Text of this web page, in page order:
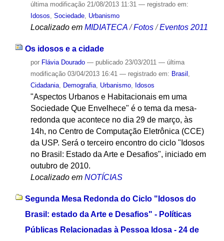
última modificação21/08/2013 11:31 — registrado em:
Idosos, Sociedade, Urbanismo
Localizado em MIDIATECA /Fotos /Eventos 2011
Os idosos e a cidade
por Flávia Dourado — publicado23/03/2011 — última
modificação03/04/2013 16:41 — registrado em: Brasil ,
Cidadania, Demografia, Urbanismo, Idosos
"Aspectos Urbanos e Habitacionais em uma
Sociedade Que Envelhece" é o tema da mesa-
redonda que acontece no dia 29 de março, às
14h, no Centro de Computação Eletrônica (CCE)
da USP. Será o terceiro encontro do ciclo "Idosos
no Brasil: Estado da Arte e Desafios", iniciado em
outubro de 2010.
Localizado em NOTÍCIAS
Segunda Mesa Redonda do Ciclo "Idosos do
Brasil: estado da Arte e Desafios" - Políticas
Públicas Relacionadas à Pessoa Idosa - 24 de